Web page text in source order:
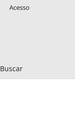
Buscar
Acesso